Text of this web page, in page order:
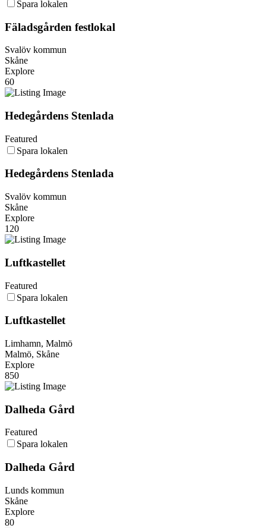
Spara lokalen
Fäladsgården festlokal
Svalöv kommun
Skåne
Explore
60
Hedegårdens Stenlada
Featured
Spara lokalen
Hedegårdens Stenlada
Svalöv kommun
Skåne
Explore
120
Luftkastellet
Featured
Spara lokalen
Luftkastellet
Limhamn, Malmö
Malmö, Skåne
Explore
850
Dalheda Gård
Featured
Spara lokalen
Dalheda Gård
Lunds kommun
Skåne
Explore
80